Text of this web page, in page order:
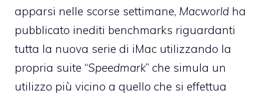
apparsi nelle scorse settimane, Macworld ha
pubblicato inediti benchmarks riguardanti
tutta la nuova serie di iMac utilizzando la
propria suite “Speedmark” che simula un
utilizzo più vicino a quello che si effettua